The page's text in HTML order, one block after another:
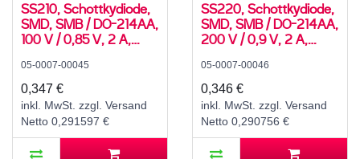
SS210, Schottkydiode,
SMD, SMB / DO-214AA,
100 V / 0,85 V, 2 A,
05-0007-00045
0,347 €
inkl. MwSt. zzgl. Versand
Netto 0,291597 €
SS220, Schottkydiode,
SMD, SMB / DO-214AA,
200 V / 0,9 V, 2 A,
05-0007-00046
0,346 €
inkl. MwSt. zzgl. Versand
Netto 0,290756 €